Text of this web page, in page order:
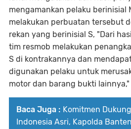
mengamankan pelaku berinisial
melakukan perbuatan tersebut
rekan yang berinisial S, "Dari
tim resmob melakukan
S di kontrakannya dan
digunakan pelaku untuk
motor dan barang bukti
Baca Juga : Komitmen
Indonesia Asri, Kapolda